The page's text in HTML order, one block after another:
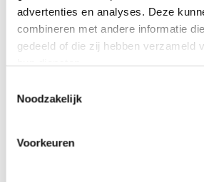
advertenties en analyses. Deze
combineren met andere informatie
gedeeld of die zij hebben verzameld
Noodzakelijk
Voorkeuren
VIND JOUW DROOMHUIS
Een huis kopen of verkopen in
meer dan vierkante meters. Zo